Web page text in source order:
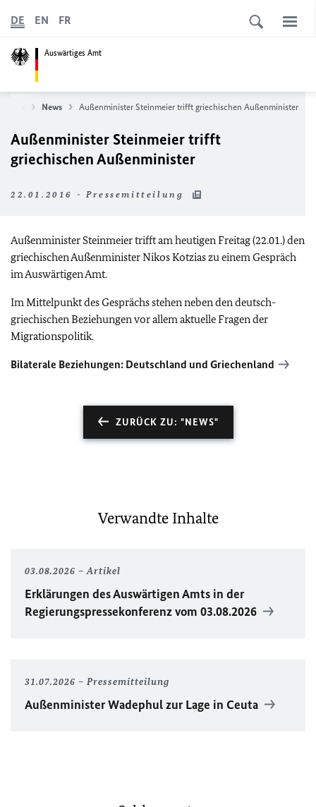
Auswärtiges Amt
DE EN FR
News Außenminister Steinmeier trifft griechischen Außenminister
Außenminister Steinmeier trifft
griechischen Außenminister
22.01.2016 - Pressemitteilung
Außenminister Steinmeier trifft am heutigen Freitag (22.01.) den
griechischen Außenminister Nikos Kotzias zu einem Gespräch
im Auswärtigen Amt.
Im Mittelpunkt des Gesprächs stehen neben den deutsch-
griechischen Beziehungen vor allem aktuelle Fragen der
Migrationspolitik.
Bilaterale Beziehungen: Deutschland und Griechenland
ZURÜCK ZU: "NEWS"
Verwandte Inhalte
03.08.2026 Artikel
Erklärungen des Auswärtigen Amts in der
Regierungspressekonferenz vom 03.08.2026
31.07.2026 Pressemitteilung
Außenminister Wadephul zur Lage in Ceuta